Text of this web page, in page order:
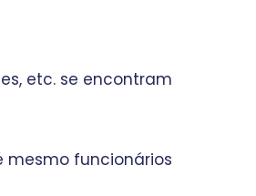
etc. se encontram
mesmo funcionários